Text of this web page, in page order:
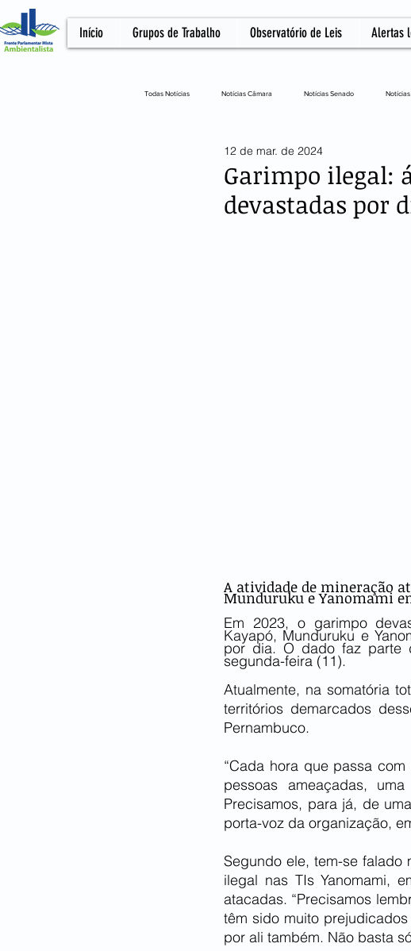
Início Grupos de Trabalho Observatório de Leis Alertas
Todas Notícias Notícias Câmara Notícias Senado
Artigo NOTA OFICIAL
Garimpo ilegal:
devastadas por
12 de mar. de 2024
A atividade de mineração
Munduruku e Yanomami
Em 2023, o garimpo
Kayapó, Munduruku e
por dia. O dado faz parte
segunda-feira (11).
Atualmente, na somatória
territórios demarcados
Pernambuco.
“Cada hora que passa
pessoas ameaçadas,
Precisamos, para já, de
porta-voz da organização,
Segundo ele, tem-se
ilegal nas TIs Yanomami,
atacadas. “Precisamos
têm sido muito
por ali também. Não basta